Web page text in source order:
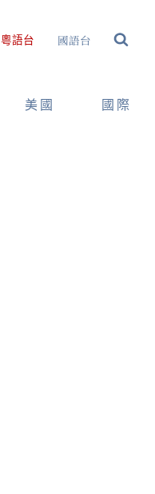
粵語台 國語台
美國 國際